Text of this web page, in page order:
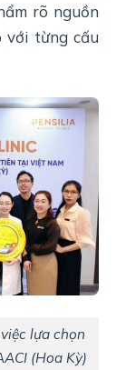
rõ nguồn
với từng cấu
lựa chọn
(Hoa Kỳ)